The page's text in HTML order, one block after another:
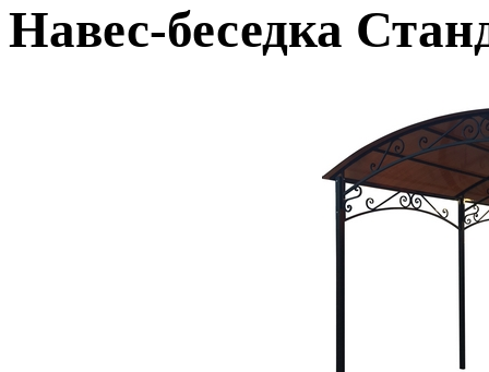
Навес-беседка